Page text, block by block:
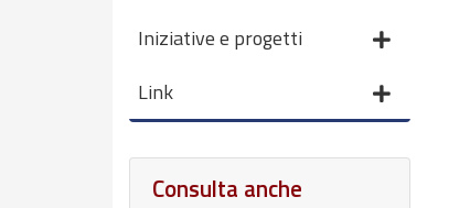
Iniziative e progetti
Link
Consulta anche